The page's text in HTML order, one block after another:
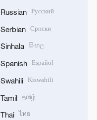
Russian Русский
Serbian Српски
Sinhala සිංහල
Spanish Español
Swahili Kiswahili
Tamil தமிழ்
Thai ไทย